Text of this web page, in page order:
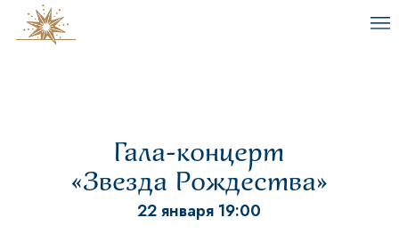
Гала-концерт
«Звезда Рождества»
22 января 19:00